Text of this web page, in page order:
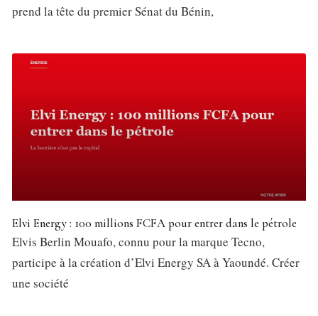
prend la tête du premier Sénat du Bénin,
Elvi Energy : 100 millions FCFA pour entrer dans le pétrole
Elvis Berlin Mouafo, connu pour la marque Tecno,
participe à la création d’Elvi Energy SA à Yaoundé. Créer
une société